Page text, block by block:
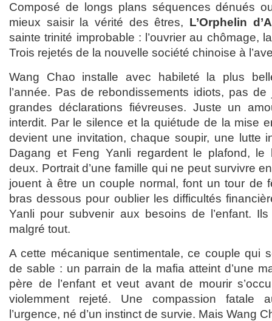
Composé de longs plans séquences dénués
mieux saisir la vérité des êtres, L’Orphelin
sainte trinité improbable : l’ouvrier au chômage,
Trois rejetés de la nouvelle société chinoise à
Wang Chao installe avec habileté la plus
l’année. Pas de rebondissements idiots, pas
grandes déclarations fiévreuses. Juste un
interdit. Par le silence et la quiétude de la mise
devient une invitation, chaque soupir, une lutte
Dagang et Feng Yanli regardent le plafond, le
deux. Portrait d’une famille qui ne peut survivre
jouent à être un couple normal, font un tour de
bras dessous pour oublier les difficultés
Yanli pour subvenir aux besoins de l’enfant.
malgré tout.
A cette mécanique sentimentale, ce couple qui
de sable : un parrain de la mafia atteint d’une
père de l’enfant et veut avant de mourir
violemment rejeté. Une compassion fatale
l’urgence, né d’un instinct de survie. Mais Wang